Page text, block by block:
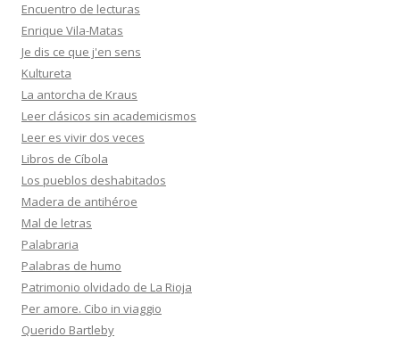
Encuentro de lecturas
Enrique Vila-Matas
Je dis ce que j'en sens
Kultureta
La antorcha de Kraus
Leer clásicos sin academicismos
Leer es vivir dos veces
Libros de Cíbola
Los pueblos deshabitados
Madera de antihéroe
Mal de letras
Palabraria
Palabras de humo
Patrimonio olvidado de La Rioja
Per amore. Cibo in viaggio
Querido Bartleby